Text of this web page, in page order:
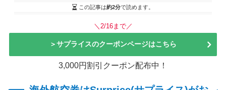
この記事は約2分で読めます。
＼2/16まで／
＞サプライスのクーポンページはこちら
3,000円割引クーポン配布中！